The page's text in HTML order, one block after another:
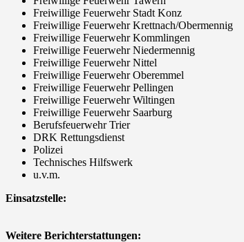
Freiwillige Feuerwehr Stadt Konz
Freiwillige Feuerwehr Krettnach/Obermennig
Freiwillige Feuerwehr Kommlingen
Freiwillige Feuerwehr Niedermennig
Freiwillige Feuerwehr Nittel
Freiwillige Feuerwehr Oberemmel
Freiwillige Feuerwehr Pellingen
Freiwillige Feuerwehr Wiltingen
Freiwillige Feuerwehr Saarburg
Berufsfeuerwehr Trier
DRK Rettungsdienst
Polizei
Technisches Hilfswerk
u.v.m.
Einsatzstelle:
Weitere Berichterstattungen: